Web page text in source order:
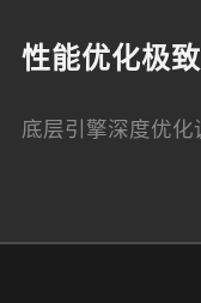
性能优化极致
底层引擎深度优化